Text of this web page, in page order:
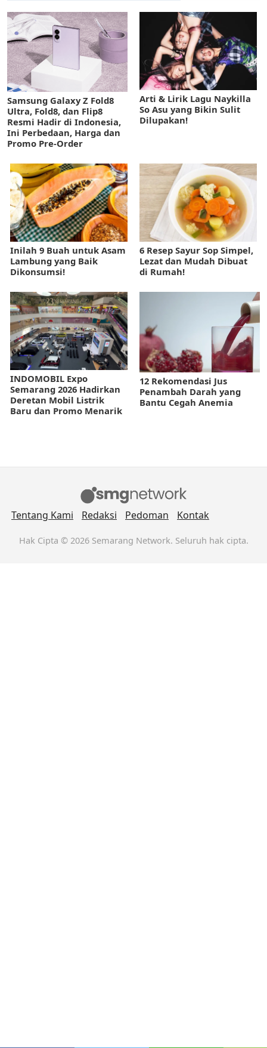
Samsung Galaxy Z Fold8
Ultra, Fold8, dan Flip8
Resmi Hadir di Indonesia,
Ini Perbedaan, Harga dan
Promo Pre-Order
Arti & Lirik Lagu Naykilla
So Asu yang Bikin Sulit
Dilupakan!
Inilah 9 Buah untuk Asam
Lambung yang Baik
Dikonsumsi!
6 Resep Sayur Sop Simpel,
Lezat dan Mudah Dibuat
di Rumah!
INDOMOBIL Expo
Semarang 2026 Hadirkan
Deretan Mobil Listrik
Baru dan Promo Menarik
12 Rekomendasi Jus
Penambah Darah yang
Bantu Cegah Anemia
Tentang Kami Redaksi Pedoman Kontak
Hak Cipta © 2026 Semarang Network. Seluruh hak cipta.